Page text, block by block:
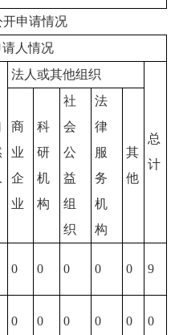
申请情况
请人情况
法人或其他组织
总
计
商
业
企
业
科
研
机
构
社
会
公
益
组
织
法
律
服
务
机
构
其
他
0 0 0 0 0 9
0 0 0 0 0 0